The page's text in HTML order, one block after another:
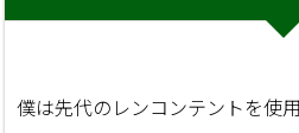
僕は先代のレンコンテントを使用